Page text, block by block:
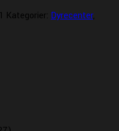
Kategorier: Dyrecenter,